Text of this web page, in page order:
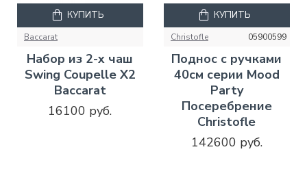
Baccarat
Набор из 2-х чаш
Swing Coupelle X2
Baccarat
16100 руб.
КУПИТЬ
Christofle 05900599
Поднос с ручками
40см серии Mood
Party
Посеребрение
Christofle
142600 руб.
КУПИТЬ